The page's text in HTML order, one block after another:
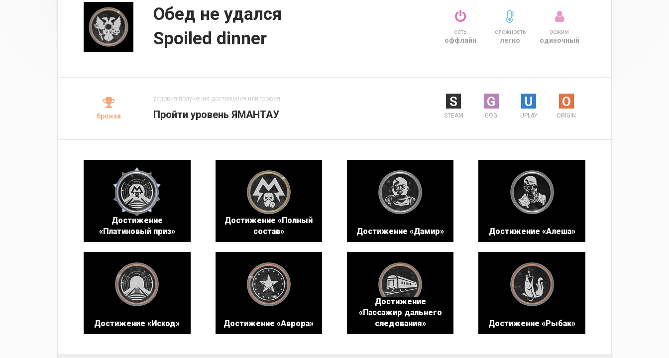
Обед не удался
Spoiled dinner
сеть
оффлайн
сложность
легко
режим
одиночный
бронза
условия получения достижения или трофея
Пройти уровень ЯМАНТАУ
S
STEAM
G
GOG
U
UPLAY
O
ORIGIN
Достижение
«Платиновый приз»
Достижение «Полный
состав»
Достижение «Дамир» Достижение «Алеша»
Достижение «Исход» Достижение «Аврора»
Достижение
«Пассажир дальнего
следования»
Достижение «Рыбак»